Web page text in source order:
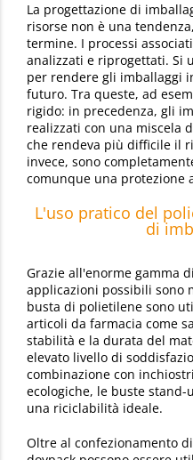
La progettazione di
risorse non è una
termine. I processi
analizzati e riprogettati. Si
per rendere gli imballaggi
futuro. Tra queste, ad
rigido: in precedenza, gli
realizzati con una miscela
che rendeva più difficile il
invece, sono
comunque una protezione
L'uso pratico del
di
Grazie all'enorme gamma
applicazioni possibili sono
busta di polietilene sono
articoli da farmacia come
stabilità e la durata del
elevato livello di
combinazione con
ecologiche, le buste stand-
una riciclabilità ideale.
Oltre al confezionamento